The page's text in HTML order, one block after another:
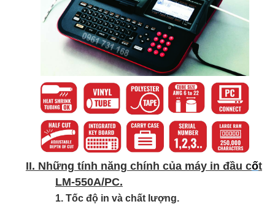
II. Những tính năng chính của máy in đầu cốt
LM-550A/PC.
1. Tốc độ in và chất lượng.